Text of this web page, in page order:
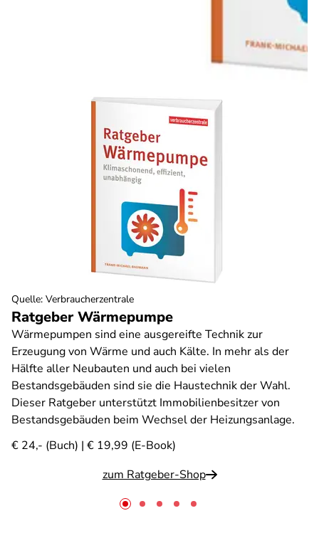
Ratgeber Wärmepumpe
Wärmepumpen sind eine ausgereifte Technik zur
Erzeugung von Wärme und auch Kälte. In mehr als der
Hälfte aller Neubauten und auch bei vielen
Bestandsgebäuden sind sie die Haustechnik der Wahl.
Dieser Ratgeber unterstützt Immobilienbesitzer von
Bestandsgebäuden beim Wechsel der Heizungsanlage.
€ 24,- (Buch) | € 19,99 (E-Book)
zum Ratgeber-Shop
Quelle: Verbraucherzentrale